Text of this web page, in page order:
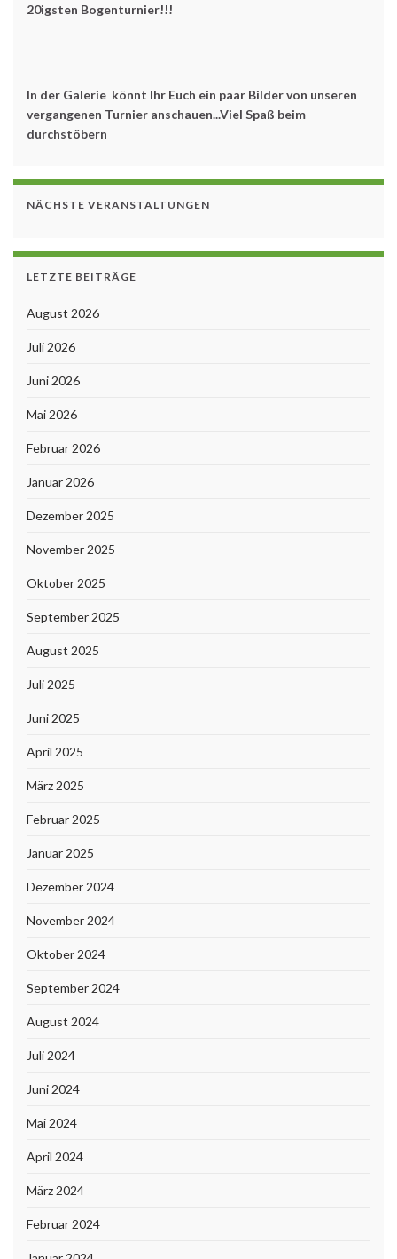
20igsten Bogenturnier!!!
In der Galerie könnt Ihr Euch ein paar Bilder von unseren
vergangenen Turnier anschauen...Viel Spaß beim
durchstöbern
NÄCHSTE VERANSTALTUNGEN
LETZTE BEITRÄGE
August 2026
Juli 2026
Juni 2026
Mai 2026
Februar 2026
Januar 2026
Dezember 2025
November 2025
Oktober 2025
September 2025
August 2025
Juli 2025
Juni 2025
April 2025
März 2025
Februar 2025
Januar 2025
Dezember 2024
November 2024
Oktober 2024
September 2024
August 2024
Juli 2024
Juni 2024
Mai 2024
April 2024
März 2024
Februar 2024